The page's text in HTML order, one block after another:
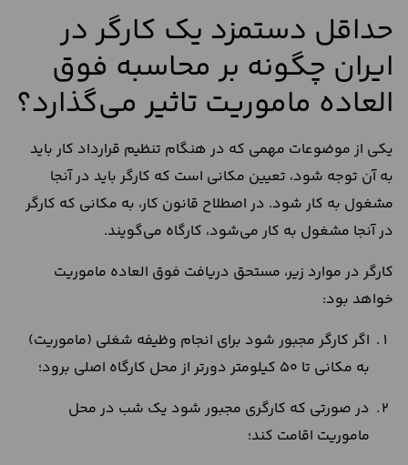
حداقل دستمزد یک کارگر در
ایران چگونه بر محاسبه فوق
العاده ماموریت تاثیر می‌گذارد؟
یکی از موضوعات مهمی که در هنگام تنظیم قرارداد کار باید
به آن توجه شود، تعیین مکانی است که کارگر باید در آنجا
مشغول به کار شود. در اصطلاح قانون کار، به مکانی که کارگر
در آنجا مشغول به کار می‌شود، کارگاه می‌گویند.
کارگر در موارد زیر، مستحق دریافت فوق العاده ماموریت
خواهد بود:
اگر کارگر مجبور شود برای انجام وظیفه شغلی (ماموریت)
به مکانی تا 50 کیلومتر دورتر از محل کارگاه اصلی برود؛
در صورتی که کارگری مجبور شود یک شب در محل
ماموریت اقامت کند؛